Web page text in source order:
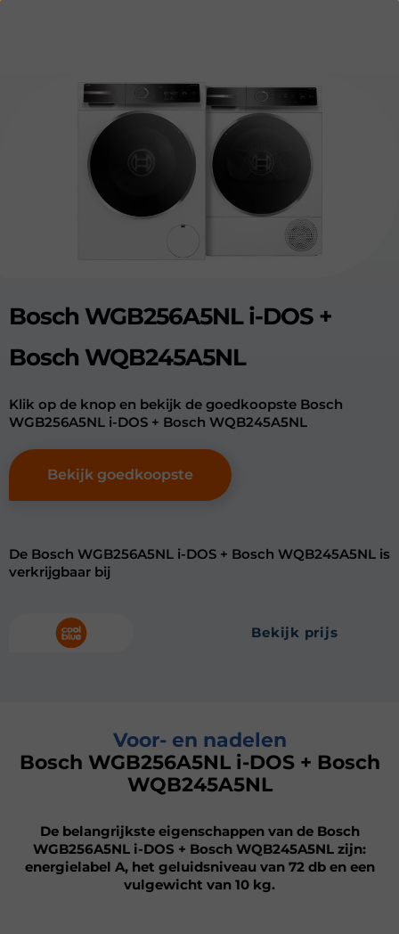
Bosch WGB256A5NL i-DOS +
Bosch WQB245A5NL
Klik op de knop en bekijk de goedkoopste Bosch
WGB256A5NL i-DOS + Bosch WQB245A5NL
Bekijk goedkoopste
De Bosch WGB256A5NL i-DOS + Bosch WQB245A5NL is
verkrijgbaar bij
bekijk prijs
Voor- en nadelen
Bosch WGB256A5NL i-DOS + Bosch
WQB245A5NL
De belangrijkste eigenschappen van de Bosch
WGB256A5NL i-DOS + Bosch WQB245A5NL zijn:
energielabel A, het geluidsniveau van 72 db en een
vulgewicht van 10 kg.